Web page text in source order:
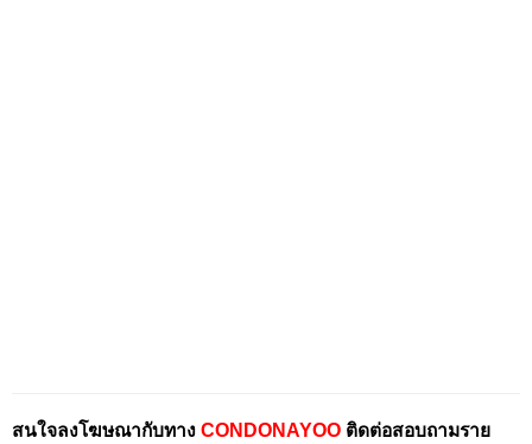
สนใจลงโฆษณากับทาง CONDONAYOO ติดต่อสอบถามราย